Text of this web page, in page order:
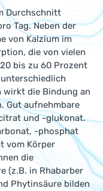
Durchschnitt
Tag. Neben der
von Kalzium im
die von vielen
bis zu 60 Prozent
die Bindung an
Gut aufnehmbare
und -glukonat.
-phosphat
vom Körper
die
(z.B. in Rhabarber
Phytinsäure bilden